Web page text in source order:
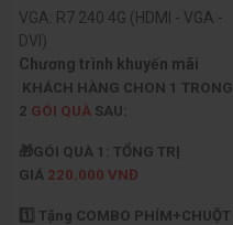
VGA: R7 240 4G (HDMI - VGA -
DVI)
Chương trình khuyến mãi
KHÁCH HÀNG CHON 1 TRONG
2 GÓI QUÀ SAU:
🎁GÓI QUÀ 1: TỔNG TRỊ
GIÁ 220.000 VNĐ
1️⃣ Tặng COMBO PHÍM+CHUỘT